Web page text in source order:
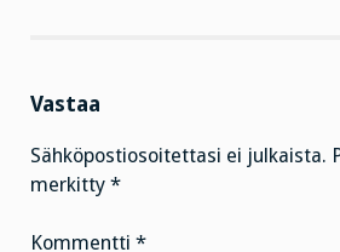
Vastaa
Sähköpostiosoitettasi ei julkaista.
merkitty *
Kommentti *